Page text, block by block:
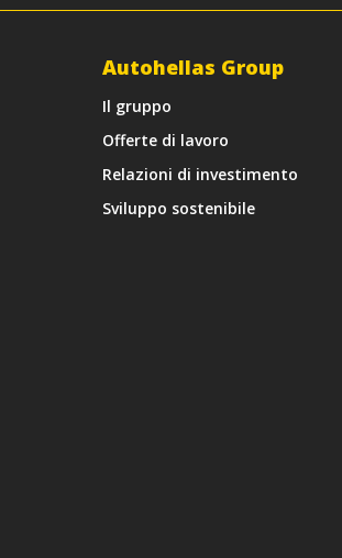
Autohellas Group
Il gruppo
Offerte di lavoro
Relazioni di investimento
Sviluppo sostenibile